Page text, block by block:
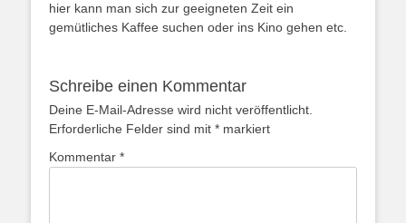
hier kann man sich zur geeigneten Zeit ein
gemütliches Kaffee suchen oder ins Kino gehen etc.
Schreibe einen Kommentar
Deine E-Mail-Adresse wird nicht veröffentlicht.
Erforderliche Felder sind mit * markiert
Kommentar *